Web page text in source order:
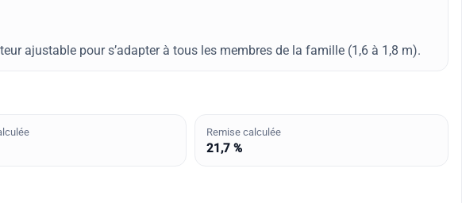
ajustable pour s’adapter à tous les membres de la famille (1,6 à 1,8 m).
Remise calculée
21,7 %